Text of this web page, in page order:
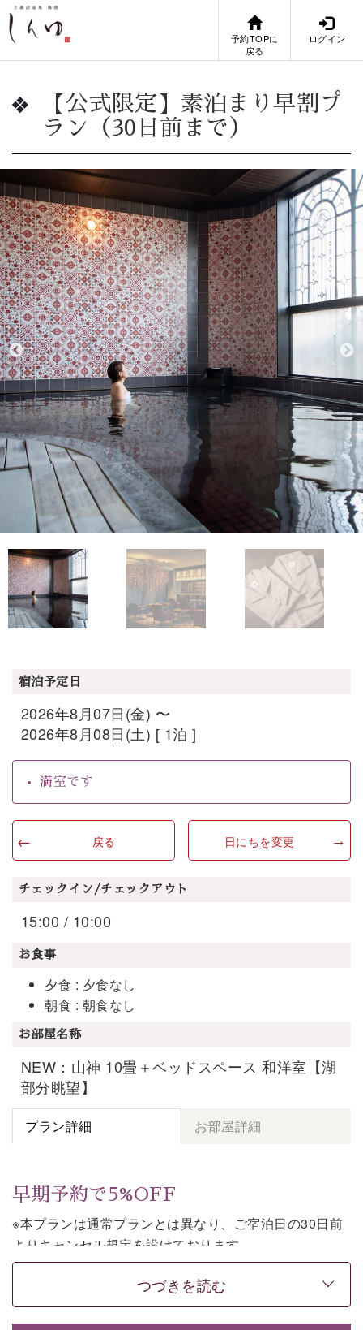
予約TOPに
戻る
ログイン
【公式限定】素泊まり早割プ
ラン（30日前まで）
宿泊予定日
2026年8月07日(金) 〜
2026年8月08日(土) [ 1泊 ]
満室です
戻る 日にちを変更
チェックイン/チェックアウト
15:00 / 10:00
お食事
夕食 : 夕食なし
朝食 : 朝食なし
お部屋名称
NEW：山神 10畳＋ベッドスペース 和洋室【湖
部分眺望】
プラン詳細 お部屋詳細
早期予約で5%OFF
※本プランは通常プランとは異なり、ご宿泊日の30日前
よりキャンセル規定を設けております。
※本プランは素泊まりのプランです。2食付きでご利用ご
【公式限定価格】早割プラン（30日前
まで）」をご利用ください。
つづきを読む